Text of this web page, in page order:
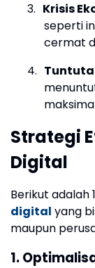
3. Krisis
seperti
cermat
4.
Strategi
Digital
Berikut adalah
digital yang
maupun
1.